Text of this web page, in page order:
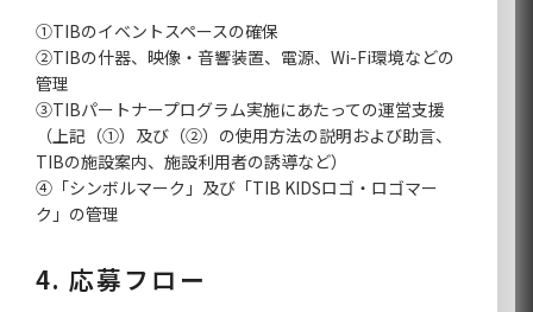
①TIBのイベントスペースの確保
②TIBの什器、映像・音響装置、電源、Wi-Fi環境などの
管理
③TIBパートナープログラム実施にあたっての運営支援
（上記（①）及び（②）の使用方法の説明および助言、
TIBの施設案内、施設利用者の誘導など）
④「シンボルマーク」及び「TIB KIDSロゴ・ロゴマー
ク」の管理
4. 応募フロー